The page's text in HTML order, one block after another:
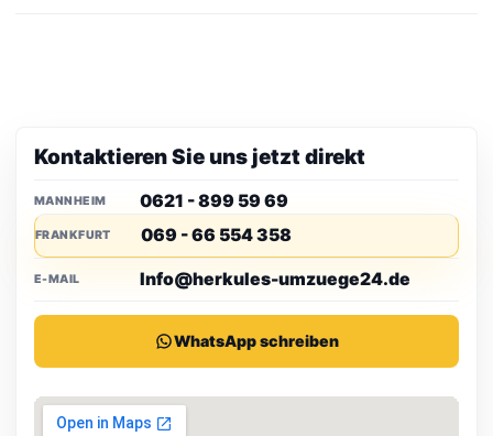
Welche Frankfurter Stadtteile bedienen Sie?
Benötige ich eine Halteverbotszone in Frankfurt?
Wie lange dauert ein Umzug von Mannheim nach
Frankfurt?
+
Kontaktieren Sie uns jetzt direkt
MANNHEIM 0621 - 899 59 69
FRANKFURT 069 - 66 554 358
E-MAIL Info@herkules-umzuege24.de
WhatsApp schreiben